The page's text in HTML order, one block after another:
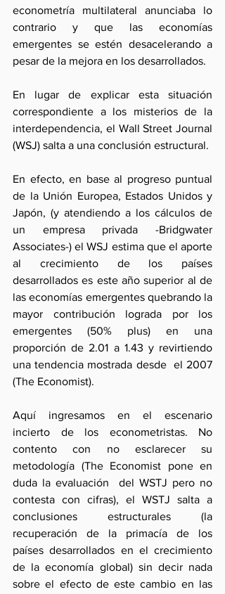
econometría multilateral anunciaba lo
contrario y que las economías
emergentes se estén desacelerando a
pesar de la mejora en los desarrollados.
En lugar de explicar esta situación
correspondiente a los misterios de la
interdependencia, el Wall Street Journal
(WSJ) salta a una conclusión estructural.
En efecto, en base al progreso puntual
de la Unión Europea, Estados Unidos y
Japón, (y atendiendo a los cálculos de
un empresa privada -Bridgwater
Associates-) el WSJ estima que el aporte
al crecimiento de los países
desarrollados es este año superior al de
las economías emergentes quebrando la
mayor contribución lograda por los
emergentes (50% plus) en una
proporción de 2.01 a 1.43 y revirtiendo
una tendencia mostrada desde  el 2007
(The Economist).
Aquí ingresamos en el escenario
incierto de los econometristas. No
contento con no esclarecer su
metodología (The Economist pone en
duda la evaluación  del WSTJ pero no
contesta con cifras), el WSTJ salta a
conclusiones estructurales (la
recuperación de la primacía de los
países desarrollados en el crecimiento
de la economía global) sin decir nada
sobre el efecto de este cambio en las